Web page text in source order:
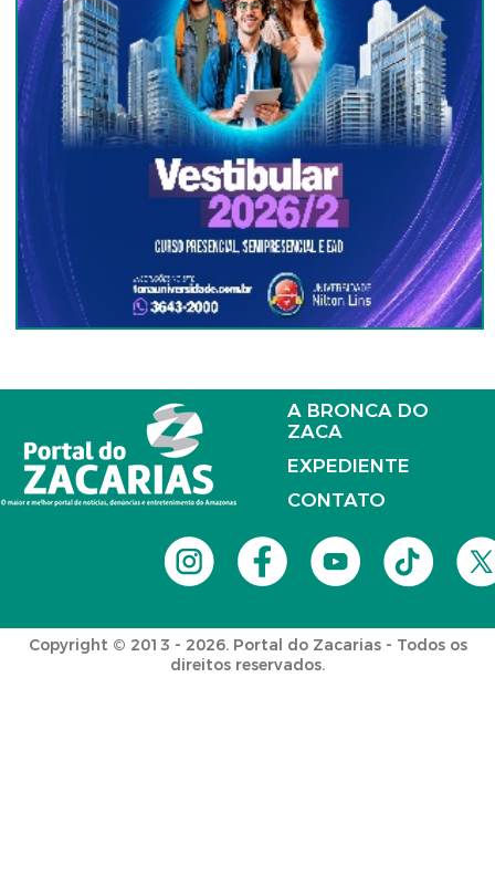
A BRONCA DO
ZACA
EXPEDIENTE
CONTATO
Copyright © 2013 - 2026. Portal do Zacarias - Todos os
direitos reservados.